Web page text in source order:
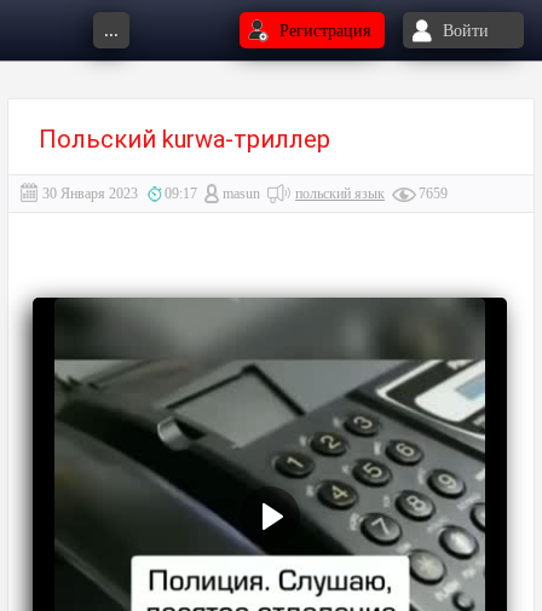
... Регистрация Войти
Польский kurwa-триллер
30 Января 2023 09:17 masun польский язык 7659